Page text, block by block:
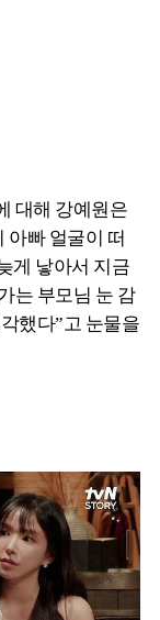
대해 강예원은
아빠 얼굴이 떠
게 낳아서 지금
는 부모님 눈 감
했다”고 눈물을